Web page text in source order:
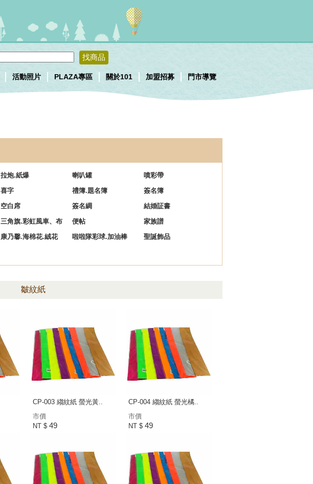
找商品
活動照片 PLAZA專區 關於101 加盟招募 門市導覽
拉炮.紙爆 喇叭罐
噴彩帶
喜字 禮簿.題名簿
簽名簿
空白席 簽名綢
結婚証書
三角旗.彩虹風車、布
便帖
家族譜
康乃馨.海棉花.絨花 啦啦隊彩球.加油棒
聖誕飾品
皺紋紙
CP-003 縐紋紙 螢光黃..
市價
NT $ 49
CP-004 縐紋紙 螢光橘..
市價
NT $ 49